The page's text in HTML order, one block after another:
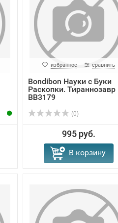
избранное сравнить
Bondibon Науки с Буки
Раскопки. Тираннозавр
ВВ3179
(0)
995 руб.
В корзину